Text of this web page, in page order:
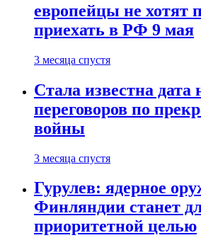
европейцы не хотят
приехать в РФ 9 мая
3 месяца спустя
Стала известна дата
переговоров по
войны
3 месяца спустя
Гурулев: ядерное
Финляндии станет
приоритетной целью